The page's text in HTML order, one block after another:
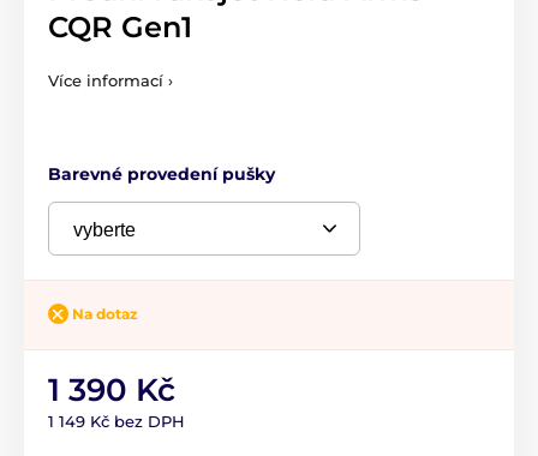
CQR Gen1
Více informací ›
Barevné provedení pušky
Na dotaz
1 390 Kč
1 149 Kč bez DPH